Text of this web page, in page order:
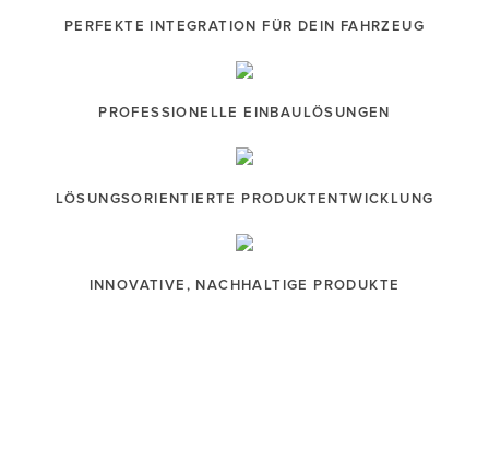
PERFEKTE INTEGRATION FÜR DEIN FAHRZEUG
PROFESSIONELLE EINBAULÖSUNGEN
LÖSUNGSORIENTIERTE PRODUKTENTWICKLUNG
INNOVATIVE, NACHHALTIGE PRODUKTE